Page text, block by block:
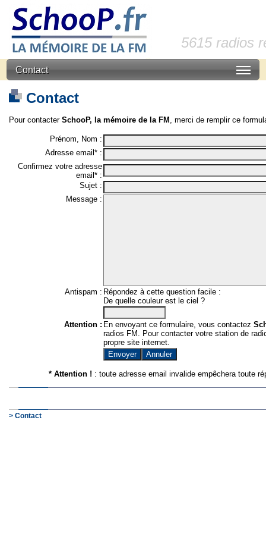
5615 radios
Contact
Contact
Pour contacter SchooP, la mémoire de la FM , merci de remplir ce
Prénom, Nom :
Adresse email* :
Confirmez votre adresse
email* :
Sujet :
Message :
Antispam : Répondez à cette question facile :
De quelle couleur est le ciel ?
Attention : En envoyant ce formulaire, vous contactez
radios FM. Pour contacter votre station de
propre site internet.
* Attention ! : toute adresse email invalide empêchera toute
> Contact